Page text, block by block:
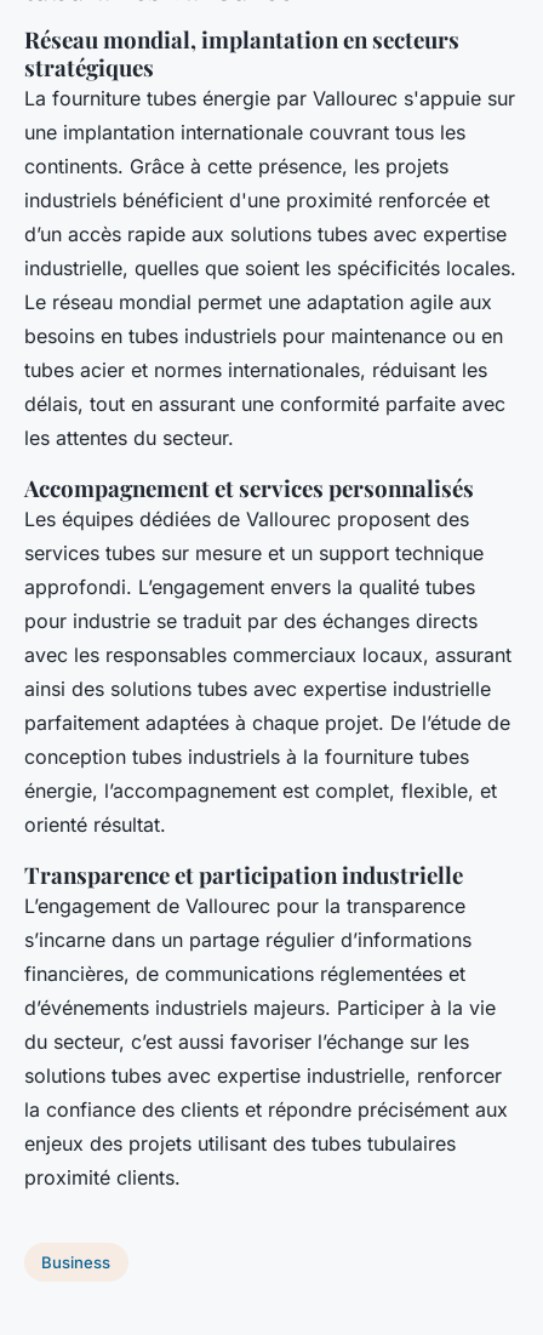
Réseau mondial, implantation en secteurs
stratégiques
La fourniture tubes énergie par Vallourec s'appuie sur
une implantation internationale couvrant tous les
continents. Grâce à cette présence, les projets
industriels bénéficient d'une proximité renforcée et
d’un accès rapide aux solutions tubes avec expertise
industrielle, quelles que soient les spécificités locales.
Le réseau mondial permet une adaptation agile aux
besoins en tubes industriels pour maintenance ou en
tubes acier et normes internationales, réduisant les
délais, tout en assurant une conformité parfaite avec
les attentes du secteur.
Accompagnement et services personnalisés
Les équipes dédiées de Vallourec proposent des
services tubes sur mesure et un support technique
approfondi. L’engagement envers la qualité tubes
pour industrie se traduit par des échanges directs
avec les responsables commerciaux locaux, assurant
ainsi des solutions tubes avec expertise industrielle
parfaitement adaptées à chaque projet. De l’étude de
conception tubes industriels à la fourniture tubes
énergie, l’accompagnement est complet, flexible, et
orienté résultat.
Transparence et participation industrielle
L’engagement de Vallourec pour la transparence
s’incarne dans un partage régulier d’informations
financières, de communications réglementées et
d’événements industriels majeurs. Participer à la vie
du secteur, c’est aussi favoriser l’échange sur les
solutions tubes avec expertise industrielle, renforcer
la confiance des clients et répondre précisément aux
enjeux des projets utilisant des tubes tubulaires
proximité clients.
Business